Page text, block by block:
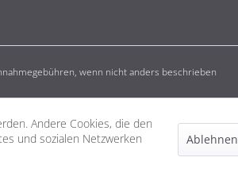
wenn nicht anders beschrieben
Andere Cookies, die den
und sozialen Netzwerken
Ablehnen